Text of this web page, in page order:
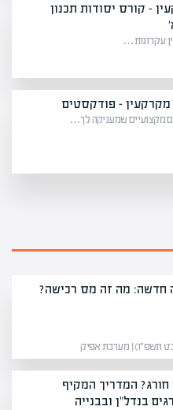
– קורס יסודות תכנון
עקרונות…
– פודקסטים
מקצועיים שמעניקה לך…
חדשה: מה זה מס רכישה?
המדריך המקיף
בנדל"ן ובבנייה